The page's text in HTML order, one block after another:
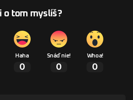
o tom myslíš?
Haha
0
Snáď nie!
0
Whoa!
0